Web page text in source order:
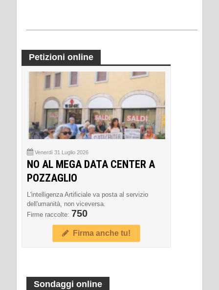
Petizioni online
Venerdì 31 Luglio 2026
NO AL MEGA DATA CENTER A
POZZAGLIO
L'intelligenza Artificiale va posta al servizio
dell'umanità, non viceversa.
Firme raccolte: 750
Firma anche tu!
Sondaggi online